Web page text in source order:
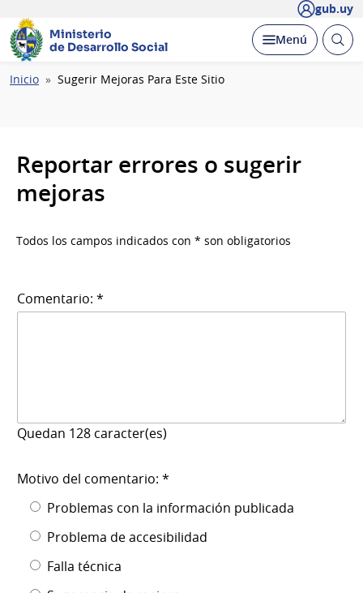
gub.uy
Ministerio
de Desarrollo Social
Desplegar
Menú Abrir
Ruta
Inicio Sugerir Mejoras Para Este Sitio
Reportar errores o sugerir
mejoras
Todos los campos indicados con * son obligatorios
Comentario: *
Quedan 128 caracter(es)
Motivo del comentario: *
Problemas con la información publicada
Problema de accesibilidad
Falla técnica